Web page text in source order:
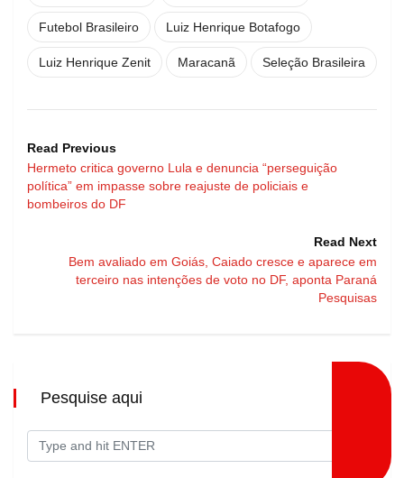
Futebol Brasileiro Luiz Henrique Botafogo
Luiz Henrique Zenit Maracanã Seleção Brasileira
Read Previous
Hermeto critica governo Lula e denuncia “perseguição
política” em impasse sobre reajuste de policiais e
bombeiros do DF
Read Next
Bem avaliado em Goiás, Caiado cresce e aparece em
terceiro nas intenções de voto no DF, aponta Paraná
Pesquisas
Pesquise aqui